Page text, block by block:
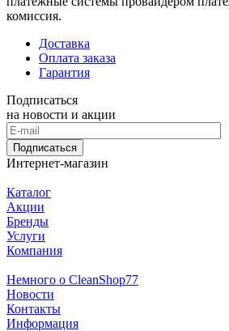
комиссия.
Доставка
Оплата заказа
Гарантия
Подписаться
на новости и акции
Подписаться
Интернет-магазин
Каталог
Акции
Бренды
Услуги
Компания
Немного о CleanShop77
Новости
Контакты
Информация